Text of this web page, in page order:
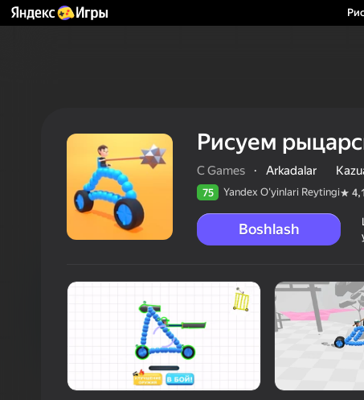
Рисуем
C Games · Arkadalar
75 Yandex O'yinlari Reytingi 4,1
Boshlash